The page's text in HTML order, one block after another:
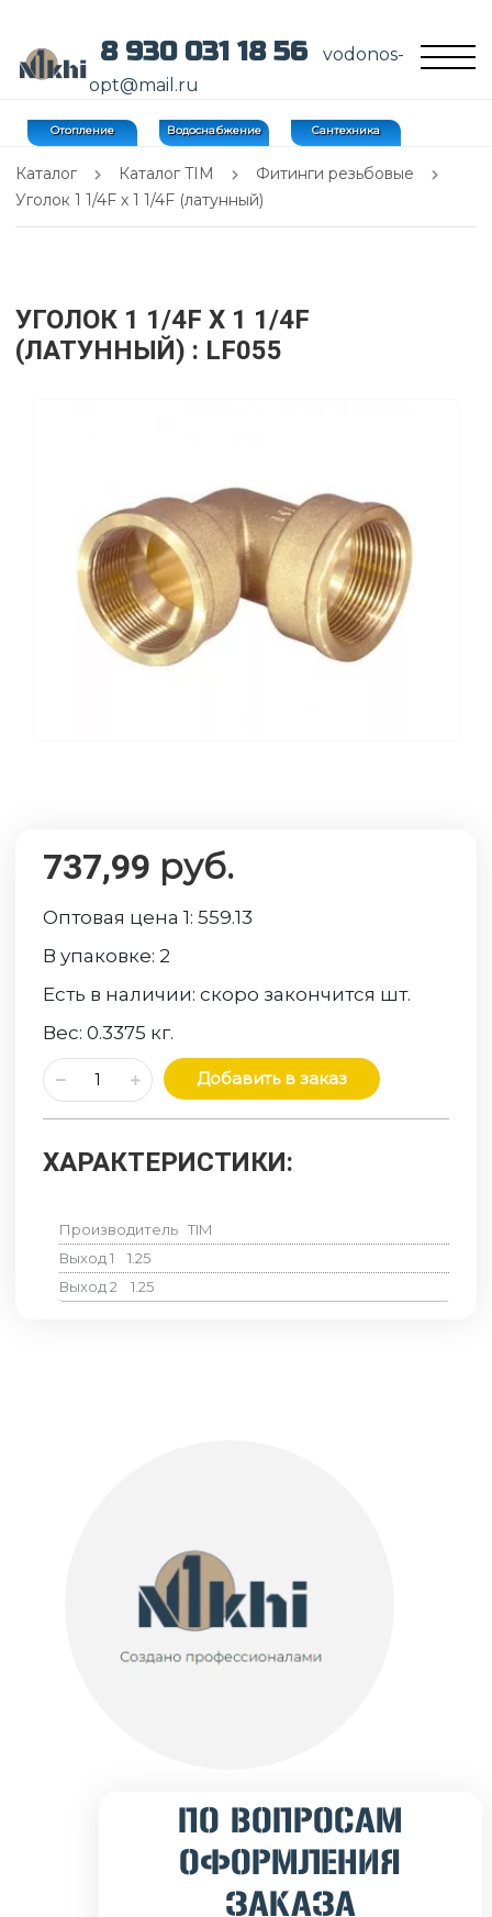
8 930 031 18 56
vodonos-
opt@mail.ru
Отопление Водоснабжение Сантехника
Каталог Каталог TIM
Фитинги резьбовые
Уголок 1 1/4F х 1 1/4F (латунный)
УГОЛОК 1 1/4F Х 1 1/4F
(ЛАТУННЫЙ) : LF055
737,99 руб.
Оптовая цена 1:559.13
В упаковке: 2
Есть в наличии:скоро закончится шт.
Вес:0.3375 кг.
Добавить в заказ
ХАРАКТЕРИСТИКИ:
Производитель TIM
Выход 1
1.25
Выход 2
1.25
ПО ВОПРОСАМ
ОФОРМЛЕНИЯ
ЗАКАЗА